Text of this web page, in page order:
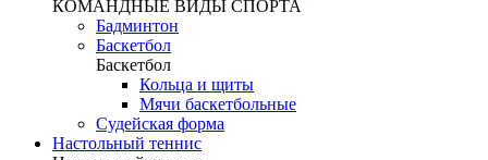
КОМАНДНЫЕ ВИДЫ СПОРТА
Бадминтон
Баскетбол
Баскетбол
Кольца и щиты
Мячи баскетбольные
Судейская форма
Настольный теннис